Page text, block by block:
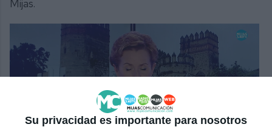
Su privacidad es importante para nosotros
Mijas.